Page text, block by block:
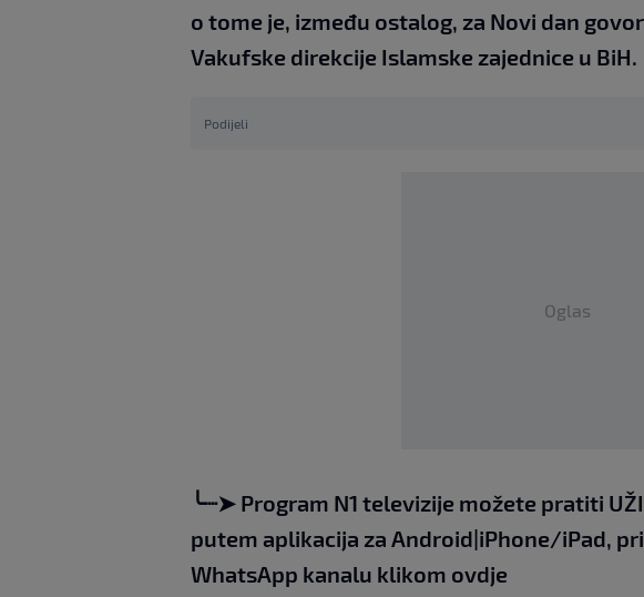
o tome je, između ostalog, za Novi dan
Vakufske direkcije Islamske zajednice u BiH.
Podijeli
Oglas
╰┈➤ Program N1 televizije možete pratiti
putem aplikacija za Android|iPhone/iPad,
WhatsApp kanalu klikom ovdje